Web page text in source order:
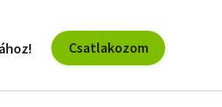
Csatlakozom